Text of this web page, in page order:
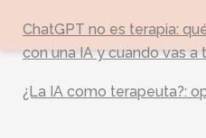
ChatGPT no es terapia:
con una IA y cuando vas a
¿La IA como terapeuta?: